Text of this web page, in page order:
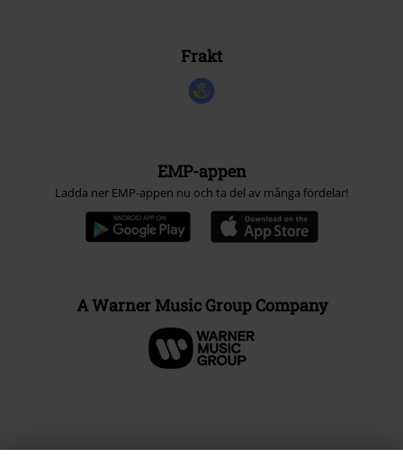
Frakt
EMP-appen
Ladda ner EMP-appen nu och ta del av många fördelar!
A Warner Music Group Company